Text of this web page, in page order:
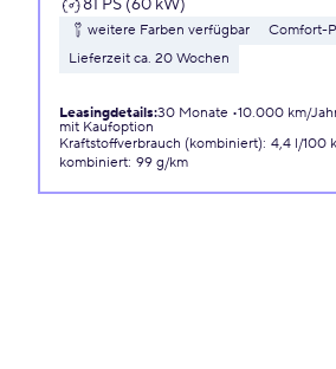
weitere Farben verfügbar
Comfort-
Lieferzeit ca. 20 Wochen
Leasingdetails:30 Monate 10.000 km/
mit Kaufoption
Kraftstoffverbrauch (kombiniert): 4,4 l/100
kombiniert: 99 g/km